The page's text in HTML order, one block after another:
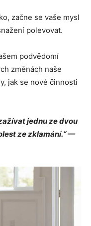
začne se vaše mysl
polevovat.
podvědomí
změnách naše
jak se nové činnosti
jednu ze dvou
ze zklamání.“ —